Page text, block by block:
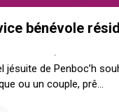
bénévole
jésuite de Penboc’h
ou un couple, prê...